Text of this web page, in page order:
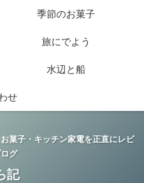
菓子・キッチン家電を正直にレビ
グ
記
季節のお菓子
旅にでよう
水辺と船
せ